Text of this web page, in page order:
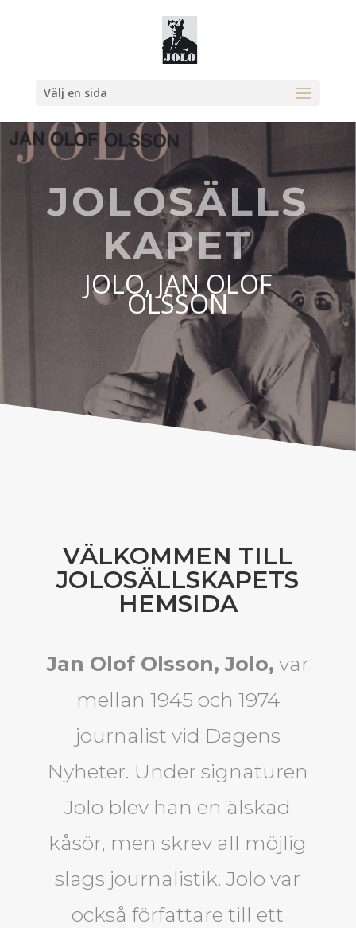
Välj en sida
JOLOSÄLLS
KAPET
JOLO, JAN OLOF
OLSSON
VÄLKOMMEN TILL
JOLOSÄLLSKAPETS
HEMSIDA
Jan Olof Olsson, Jolo, var
mellan 1945 och 1974
journalist vid Dagens
Nyheter. Under signaturen
Jolo blev han en älskad
kåsör, men skrev all möjlig
slags journalistik. Jolo var
också författare till ett